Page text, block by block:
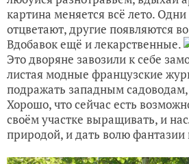
картина меняется всё лето.
отцветают, другие появляются
Вдобавок ещё и лекарственные.
Это дворяне завозили к себе
листая модные французские
подражать западным
Хорошо, что сейчас есть
своём участке выращивать, и
природой, и дать волю фантазии